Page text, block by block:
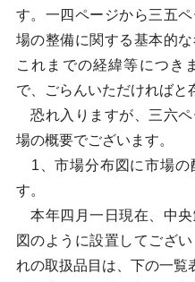
す。一四ページから三五
場の整備に関する基本的
これまでの経緯等につき
で、ごらんいただければと
恐れ入りますが、三六
場の概要でございます。
1、市場分布図に市場の
す。
本年四月一日現在、中央
図のように設置してござ
れの取扱品目は、下の一覧